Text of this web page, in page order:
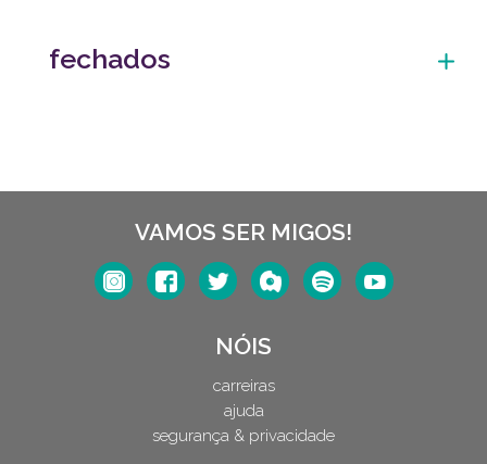
fechados
VAMOS SER MIGOS!
NÓIS
carreiras
ajuda
segurança & privacidade